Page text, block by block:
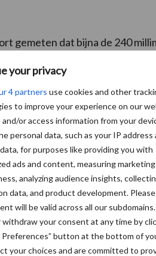
your privacy
4 partners use cookies and other
to improve your experience on our
or access information from your
personal data, such as your IP address
for purposes like providing you with
ads and content, measuring
analyzing audience insights,
data, and product development.
will be valid across all our subdomains.
withdraw your consent at any time by
Preferences” button at the bottom of
your choices and are committed to
gemeten dat bijna de 240
augustus sprake van een
tussen verdamping en
dan er neerslag valt,
Dagblad (AD) dat door de
in de bodem.
Klik hier om de
land trekt vandaag maar
stof, maar meer ook niet want